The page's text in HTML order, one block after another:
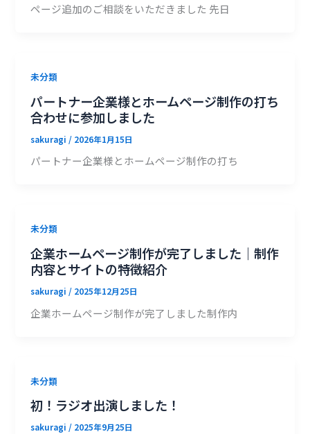
ページ追加のご相談をいただきました 先日
未分類
パートナー企業様とホームページ制作の打ち
合わせに参加しました
sakuragi / 2026年1月15日
パートナー企業様とホームページ制作の打ち
未分類
企業ホームページ制作が完了しました｜制作
内容とサイトの特徴紹介
sakuragi / 2025年12月25日
企業ホームページ制作が完了しました制作内
未分類
初！ラジオ出演しました！
sakuragi / 2025年9月25日